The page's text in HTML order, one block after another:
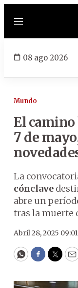
Menú
08 ago 2026
Mundo
El camino
7 de
La
cónclave
abre un
tras la muerte
Abril 28, 2025
WhatsApp
Facebook